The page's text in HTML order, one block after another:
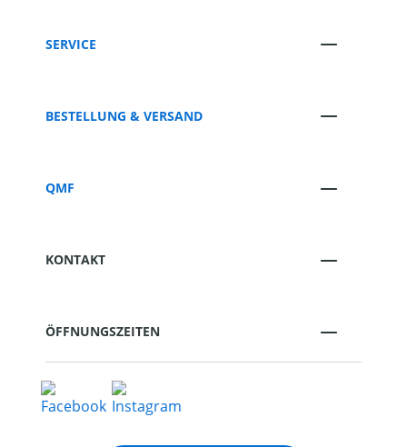
SERVICE
BESTELLUNG & VERSAND
QMF
KONTAKT
ÖFFNUNGSZEITEN